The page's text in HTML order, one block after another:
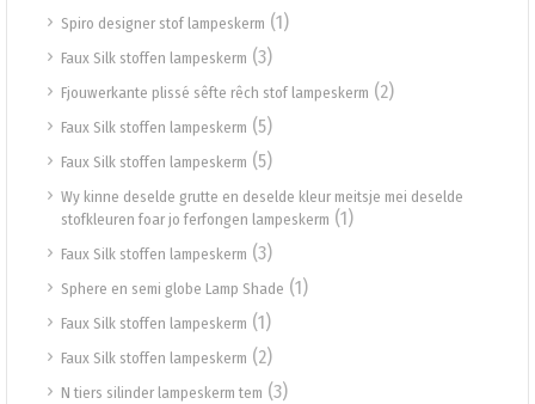
Spiro designer stof lampeskerm (1)
Faux Silk stoffen lampeskerm (3)
Fjouwerkante plissé sêfte rêch stof lampeskerm (2)
Faux Silk stoffen lampeskerm (5)
Faux Silk stoffen lampeskerm (5)
Wy kinne deselde grutte en deselde kleur meitsje mei deselde
stofkleuren foar jo ferfongen lampeskerm (1)
Faux Silk stoffen lampeskerm (3)
Sphere en semi globe Lamp Shade (1)
Faux Silk stoffen lampeskerm (1)
Faux Silk stoffen lampeskerm (2)
N tiers silinder lampeskerm tem (3)